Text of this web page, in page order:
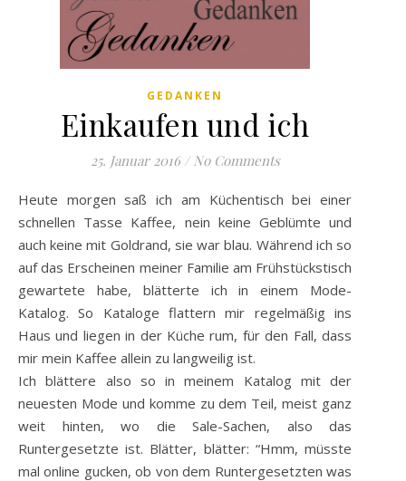
GEDANKEN
Einkaufen und ich
25. Januar 2016 / No Comments
Heute morgen saß ich am Küchentisch bei einer
schnellen Tasse Kaffee, nein keine Geblümte und
auch keine mit Goldrand, sie war blau. Während ich so
auf das Erscheinen meiner Familie am Frühstückstisch
gewartete habe, blätterte ich in einem Mode-
Katalog. So Kataloge flattern mir regelmäßig ins
Haus und liegen in der Küche rum, für den Fall, dass
mir mein Kaffee allein zu langweilig ist.
Ich blättere also so in meinem Katalog mit der
neuesten Mode und komme zu dem Teil, meist ganz
weit hinten, wo die Sale-Sachen, also das
Runtergesetzte ist. Blätter, blätter: “Hmm, müsste
mal online gucken, ob von dem Runtergesetzten was